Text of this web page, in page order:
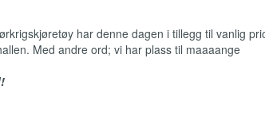
har denne dagen i tillegg til vanlig
Med andre ord; vi har plass til maaaange